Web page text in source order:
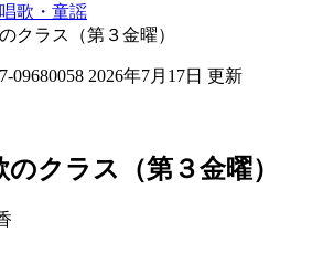
歌・童謡
クラス（第３金曜）
09680058 2026年7月17日 更新
クラス（第３金曜）